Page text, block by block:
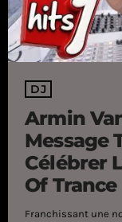
DJ
Armin
Message
Célébrer
Of Trance
Franchissant une